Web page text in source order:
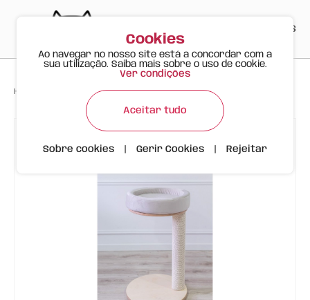
ES
Happy Meow Produtos > > Arranhador SKL1 Bege, Sisal
Cookies
Ao navegar no nosso site está a concordar com a
sua utilização. Saiba mais sobre o uso de cookie.
Ver condições
Aceitar tudo
Sobre cookies Gerir Cookies Rejeitar